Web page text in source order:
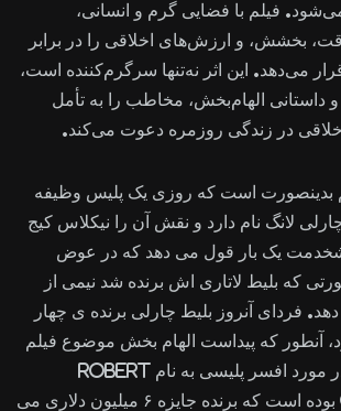
فیلم با فضایی گرم و انسانی،
بخشش، و ارزش‌های اخلاقی را در برابر
می‌دهد. این اثر نه‌تنها سرگرم‌کننده است،
داستانی الهام‌بخش، مخاطب را به تأمل
در زندگی روزمره دعوت می‌کند.
بدینصورت است که روزی یک پلیس وظیفه
لانگ نام دارد و نقش آن را نیکلاس کیج
یک بار قول می دهد که در عوض
که بلیط لاتاری اش برنده شد نیمی از
دهد. فردای آنروز بلیط چارلی برنده ی چهار
آنطور که پیداست الهام بخش موضوع فیلم
یک داستان واقعی در مورد افسر پلیسی به نام Robert
Cunningham بوده است که برنده جایزه ۶ میلیون دلاری می